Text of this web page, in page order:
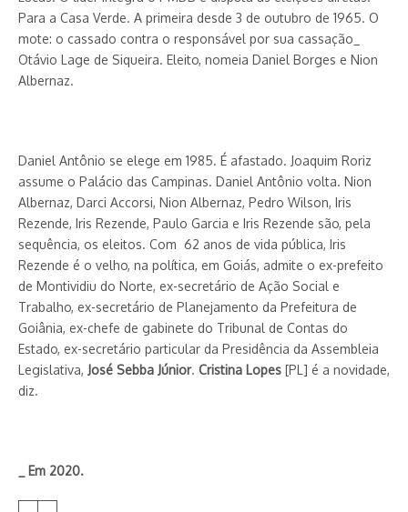
Para a Casa Verde. A primeira desde 3 de outubro de 1965. O
mote: o cassado contra o responsável por sua cassação_
Otávio Lage de Siqueira. Eleito, nomeia Daniel Borges e Nion
Albernaz.
Daniel Antônio se elege em 1985. É afastado. Joaquim Roriz
assume o Palácio das Campinas. Daniel Antônio volta. Nion
Albernaz, Darci Accorsi, Nion Albernaz, Pedro Wilson, Iris
Rezende, Iris Rezende, Paulo Garcia e Iris Rezende são, pela
sequência, os eleitos. Com 62 anos de vida pública, Iris
Rezende é o velho, na política, em Goiás, admite o ex-prefeito
de Montividiu do Norte, ex-secretário de Ação Social e
Trabalho, ex-secretário de Planejamento da Prefeitura de
Goiânia, ex-chefe de gabinete do Tribunal de Contas do
Estado, ex-secretário particular da Presidência da Assembleia
Legislativa, José Sebba Júnior. Cristina Lopes [PL] é a novidade,
diz.
_ Em 2020.